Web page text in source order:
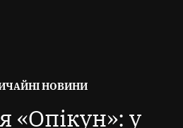
НОВИНИ
«Опікун»: у